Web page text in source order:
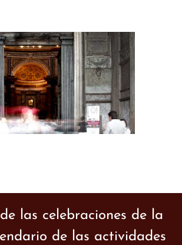
las celebraciones de la
de las actividades